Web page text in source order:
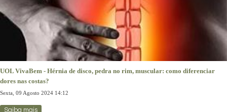
UOL VivaBem - Hérnia de disco, pedra no rim, muscular: como diferenciar
dores nas costas?
Sexta, 09 Agosto 2024 14:12
Saiba mais